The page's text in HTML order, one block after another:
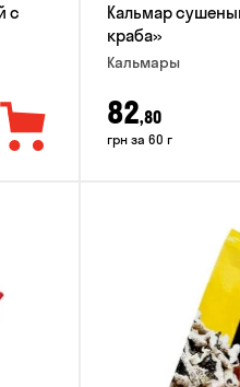
с
Кальмар
краба»
Кальмары
82,80
грн за 60 г